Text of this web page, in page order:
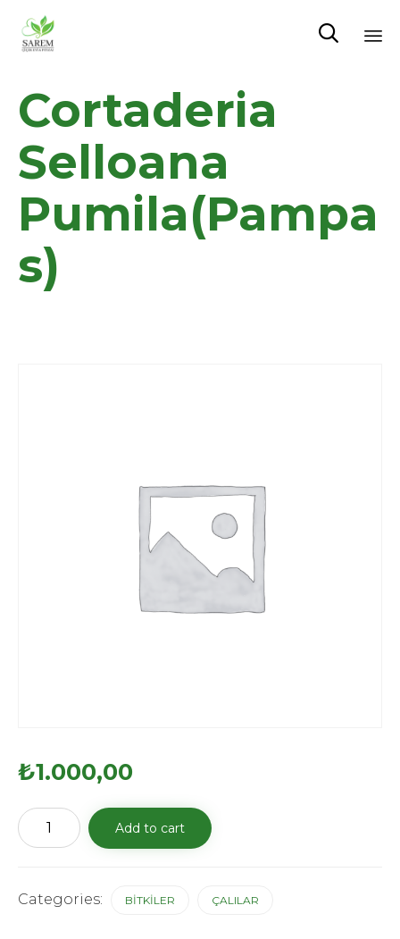

Cortaderia
Selloana
Pumila(Pampa
s)
₺1.000,00
Cortaderia
Selloana
Pumila(Pampas)
Add to cart
Categories: BİTKİLER ÇALILAR